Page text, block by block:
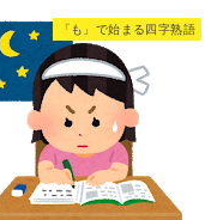
「も」で始まる四字熟語